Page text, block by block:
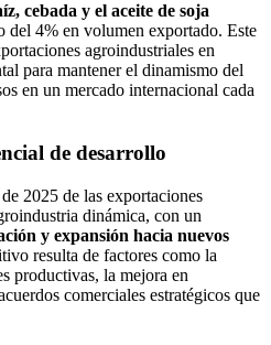
cebada y el aceite de soja
del 4% en volumen exportado. Este
agroindustriales en
para mantener el dinamismo del
en un mercado internacional cada
de desarrollo
2025 de las exportaciones
dinámica, con un
y expansión hacia nuevos
resulta de factores como la
productivas, la mejora en
comerciales estratégicos que